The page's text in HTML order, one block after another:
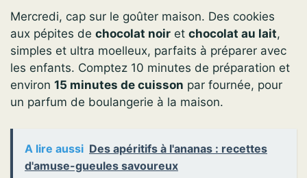
Mercredi, cap sur le goûter maison. Des cookies
aux pépites de chocolat noir et chocolat au lait,
simples et ultra moelleux, parfaits à préparer avec
les enfants. Comptez 10 minutes de préparation et
environ 15 minutes de cuisson par fournée, pour
un parfum de boulangerie à la maison.
A lire aussi Des apéritifs à l'ananas : recettes
d'amuse-gueules savoureux